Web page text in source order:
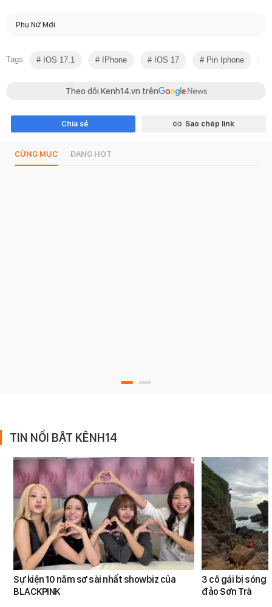
Phụ Nữ Mới
Tags IOS 17.1 IPhone IOS 17 Pin Iphone
Theo dõi Kenh14.vn trên
Chia sẻ Sao chép link
CÙNG MỤC ĐANG HOT
TIN NỔI BẬT KÊNH14
Sự kiện 10 năm sơ sài nhất showbiz của
BLACKPINK
3 cô gái bị sóng
đảo Sơn Trà